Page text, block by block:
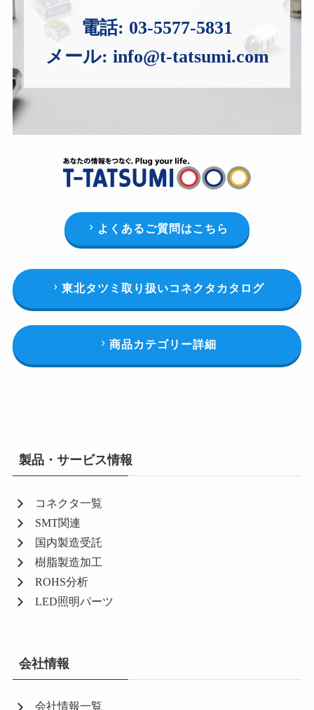
電話: 03-5577-5831
メール: info@t-tatsumi.com
よくあるご質問はこちら
東北タツミ取り扱いコネクタカタログ
商品カテゴリー詳細
製品・サービス情報
コネクタ一覧
SMT関連
国内製造受託
樹脂製造加工
ROHS分析
LED照明パーツ
会社情報
会社情報一覧